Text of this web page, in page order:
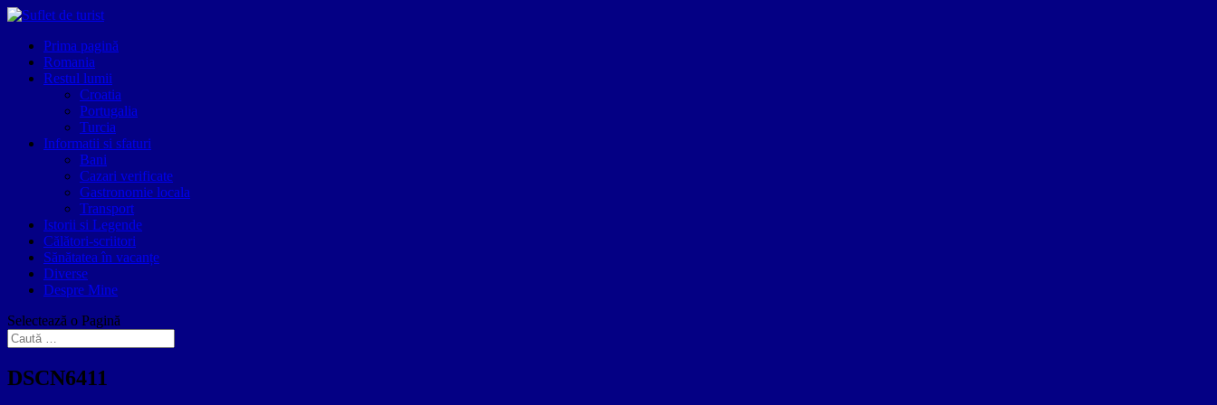
Prima pagină
Romania
Restul lumii
Croatia
Portugalia
Turcia
Informatii si sfaturi
Bani
Cazari verificate
Gastronomie locala
Transport
Istorii si Legende
Călători-scriitori
Sănătatea în vacanțe
Diverse
Despre Mine
Selectează o Pagină
DSCN6411